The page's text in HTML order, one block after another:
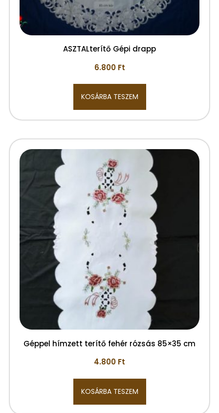
ASZTALterítő Gépi drapp
6.800 Ft
KOSÁRBA TESZEM
Géppel hímzett terítő fehér rózsás 85×35 cm
4.800 Ft
KOSÁRBA TESZEM